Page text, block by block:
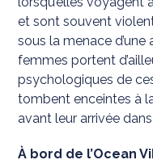
et sont souvent
sous la menace d’une
femmes portent
psychologiques de
tombent enceintes à
avant leur arrivée
À bord de l’Ocean